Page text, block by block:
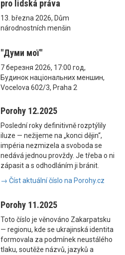
pro lidská práva
13. března 2026, Dům
národnostních menšin
"Думи мої"
7 березня 2026, 17:00 год,
Будинок національних меншин,
Vocelova 602/3, Praha 2
Porohy 12.2025
Poslední roky definitivně rozptýlily
iluze — nežijeme na „konci dějin“,
impéria nezmizela a svoboda se
nedává jednou provždy. Je třeba o ni
zápasit a s odhodláním ji bránit.
→ Číst aktuální číslo na Porohy.cz
Porohy 11.2025
Toto číslo je věnováno Zakarpatsku
— regionu, kde se ukrajinská identita
formovala za podmínek neustálého
tlaku, soutěže názvů, jazyků a